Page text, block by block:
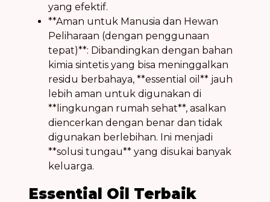
yang efektif.
**Aman untuk Manusia dan Hewan
Peliharaan (dengan penggunaan
tepat)**: Dibandingkan dengan bahan
kimia sintetis yang bisa meninggalkan
residu berbahaya, **essential oil** jauh
lebih aman untuk digunakan di
**lingkungan rumah sehat**, asalkan
diencerkan dengan benar dan tidak
digunakan berlebihan. Ini menjadi
**solusi tungau** yang disukai banyak
keluarga.
Essential Oil Terbaik